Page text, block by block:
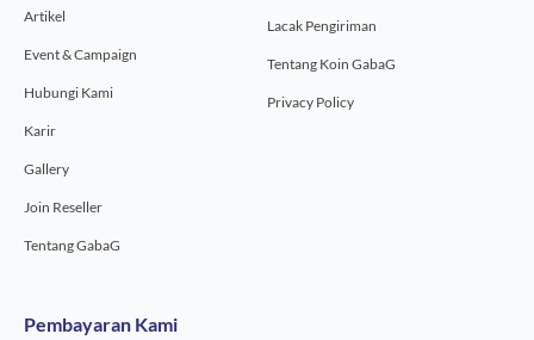
Artikel
Event & Campaign
Hubungi Kami
Karir
Gallery
Join Reseller
Tentang GabaG
Lacak Pengiriman
Tentang Koin GabaG
Privacy Policy
Pembayaran Kami